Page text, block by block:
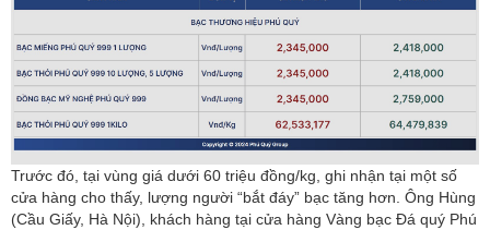
Trước đó, tại vùng giá dưới 60 triệu đồng/kg, ghi nhận tại một số
cửa hàng cho thấy, lượng người “bắt đáy” bạc tăng hơn. Ông Hùng
(Cầu Giấy, Hà Nội), khách hàng tại cửa hàng Vàng bạc Đá quý Phú